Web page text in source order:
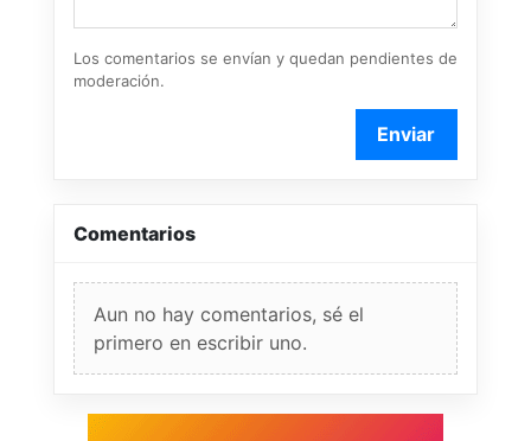
Los comentarios se envían y quedan pendientes de
moderación.
Enviar
Comentarios
Aun no hay comentarios, sé el
primero en escribir uno.